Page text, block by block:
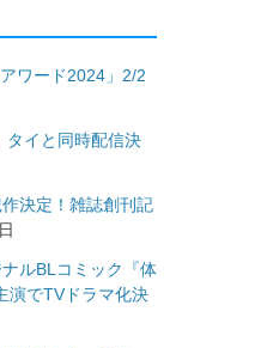
ワード2024」2/2
タイと同時配信決
決定！雑誌創刊記
ルBLコミック『体
演でTVドラマ化決